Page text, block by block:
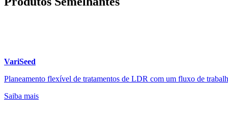
VariSeed
Planeamento flexível de tratamentos de LDR com um fluxo de
Saiba mais